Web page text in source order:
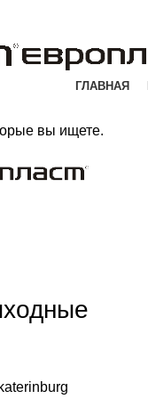
ГЛАВНАЯ
вы ищете.